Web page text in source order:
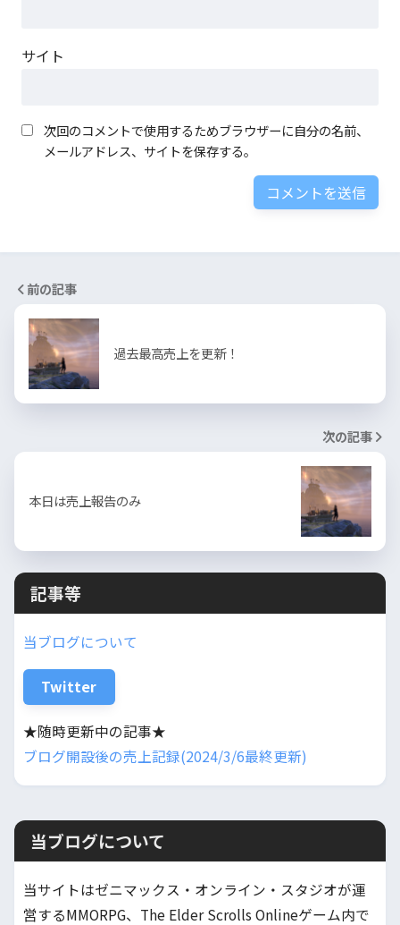
サイト
次回のコメントで使用するためブラウザーに自分の名前、
メールアドレス、サイトを保存する。
前の記事
過去最高売上を更新！
次の記事
本日は売上報告のみ
記事等
当ブログについて
Twitter
★随時更新中の記事★
ブログ開設後の売上記録(2024/3/6最終更新)
当ブログについて
当サイトはゼニマックス・オンライン・スタジオが運
営するMMORPG、The Elder Scrolls Onlineゲーム内で